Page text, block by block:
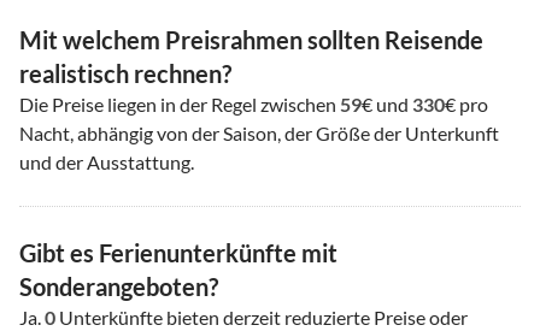
Mit welchem Preisrahmen sollten Reisende
realistisch rechnen?
Die Preise liegen in der Regel zwischen 59€ und 330€ pro
Nacht, abhängig von der Saison, der Größe der Unterkunft
und der Ausstattung.
Gibt es Ferienunterkünfte mit
Sonderangeboten?
Ja.0 Unterkünfte bieten derzeit reduzierte Preise oder